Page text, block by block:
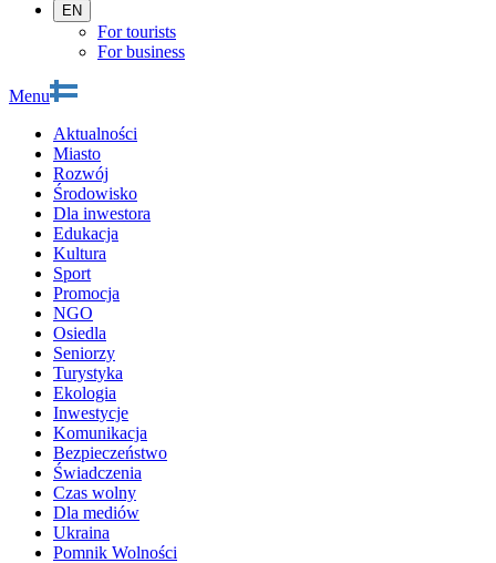
EN
For tourists
For business
Menu
Aktualności
Miasto
Rozwój
Środowisko
Dla inwestora
Edukacja
Kultura
Sport
Promocja
NGO
Osiedla
Seniorzy
Turystyka
Ekologia
Inwestycje
Komunikacja
Bezpieczeństwo
Świadczenia
Czas wolny
Dla mediów
Ukraina
Pomnik Wolności